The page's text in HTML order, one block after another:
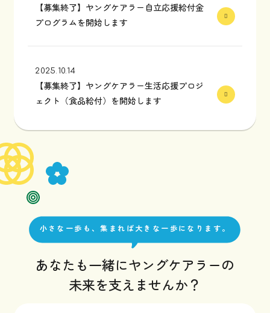
【募集終了】ヤングケアラー自立応援給付金
プログラムを開始します
2025.10.14
【募集終了】ヤングケアラー生活応援プロジ
ェクト（食品給付）を開始します
小さな一歩も、集まれば大きな一歩になります。
あなたも一緒にヤングケアラーの
未来を支えませんか？